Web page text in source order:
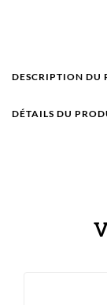
DESCRIPTION DU
DÉTAILS DU